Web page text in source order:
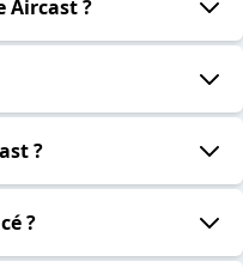
Aircast ?
?
?